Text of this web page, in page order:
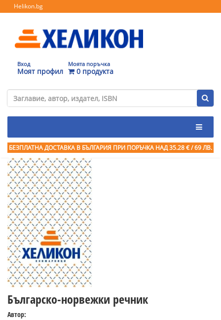
Helikon.bg
Вход
Моят профил
Моята поръчка
0 продукта
БЕЗПЛАТНА ДОСТАВКА В БЪЛГАРИЯ ПРИ ПОРЪЧКА НАД 35.28 € / 69 ЛВ.
Българско-норвежки речник
Автор: